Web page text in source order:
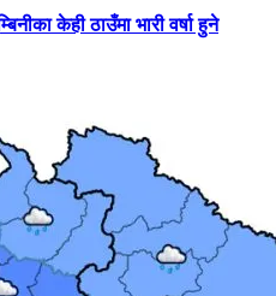
केही ठाउँमा भारी वर्षा हुने